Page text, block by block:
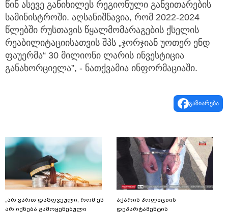
წინ ასევე განიხილეს რეგიონული განვითარების
სამინისტროში. აღსანიშნავია, რომ 2022-2024
წლებში რუსთავის წყალმომარაგების ქსელის
რეაბილიტაციისათვის შპს „ჯორჯიან უოთერ ენდ
ფაუერმა“ 30 მილიონი ლარის ინვესტიცია
განახორციელა”, - ნათქვამია ინფორმაციაში.
გაზიარება
„არ ვართ დაზღვეული, რომ ეს
არ იქნება გამოყენებული
აჭარის პოლიციის
დეპარტამენტის